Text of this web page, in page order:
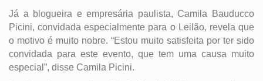
Já a blogueira e empresária paulista, Camila Bauducco
Picini, convidada especialmente para o Leilão, revela que
o motivo é muito nobre. “Estou muito satisfeita por ter sido
convidada para este evento, que tem uma causa muito
especial”, disse Camila Picini.